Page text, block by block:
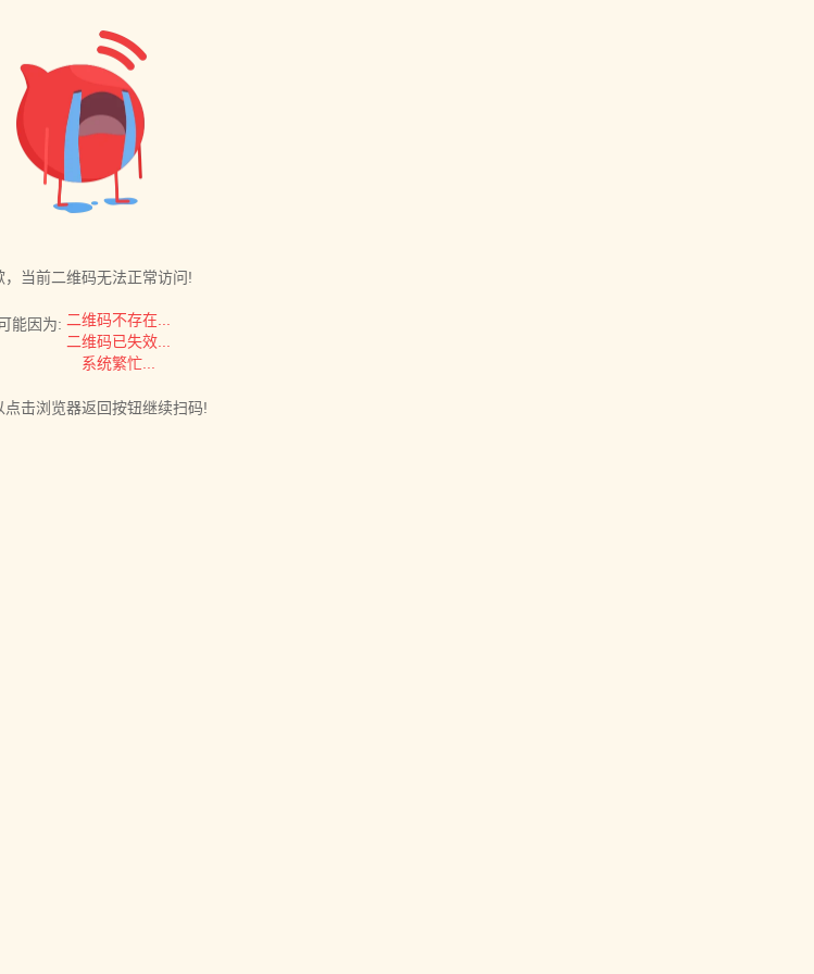
，当前二维码无法正常访问!
能因为: 二维码不存在...
二维码已失效...
系统繁忙...
点击浏览器返回按钮继续扫码!